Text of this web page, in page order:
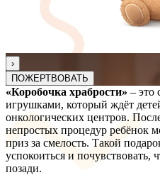
›
ПОЖЕРТВОВАТЬ
«Коробочка храбрости» – это
игрушками, который ждёт
онкологических центров.
непростых процедур ребёнок
приз за смелость. Такой
успокоиться и
позади.